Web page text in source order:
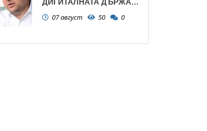
ДИГИТАЛНАТА ДЪРЖАВА
ПРАВИТЕЛСТВОТО?
07 август 50 0